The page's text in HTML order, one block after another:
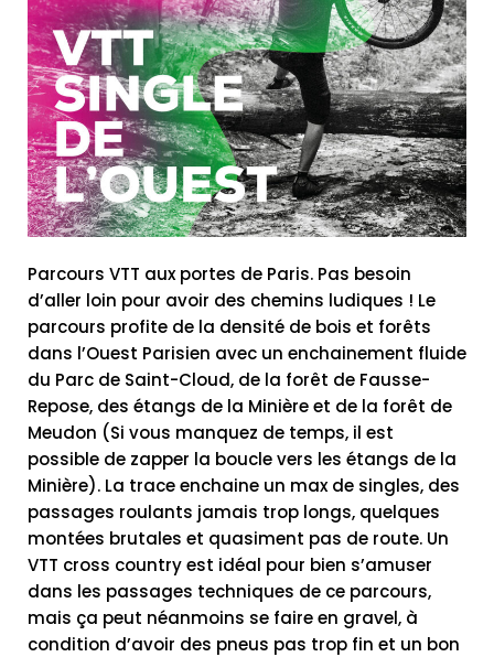
Parcours VTT aux portes de Paris. Pas besoin
d’aller loin pour avoir des chemins ludiques ! Le
parcours profite de la densité de bois et forêts
dans l’Ouest Parisien avec un enchainement fluide
du Parc de Saint-Cloud, de la forêt de Fausse-
Repose, des étangs de la Minière et de la forêt de
Meudon (Si vous manquez de temps, il est
possible de zapper la boucle vers les étangs de la
Minière). La trace enchaine un max de singles, des
passages roulants jamais trop longs, quelques
montées brutales et quasiment pas de route. Un
VTT cross country est idéal pour bien s’amuser
dans les passages techniques de ce parcours,
mais ça peut néanmoins se faire en gravel, à
condition d’avoir des pneus pas trop fin et un bon